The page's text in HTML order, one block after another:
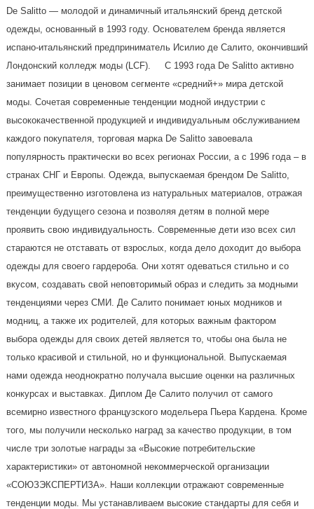
De Salitto — молодой и динамичный итальянский бренд детской
одежды, основанный в 1993 году. Основателем бренда является
испано-итальянский предприниматель Исилио де Салито, окончивший
Лондонский колледж моды (LCF). С 1993 года De Salitto активно
занимает позиции в ценовом сегменте «средний+» мира детской
моды. Сочетая современные тенденции модной индустрии с
высококачественной продукцией и индивидуальным обслуживанием
каждого покупателя, торговая марка De Salitto завоевала
популярность практически во всех регионах России, а с 1996 года – в
странах СНГ и Европы. Одежда, выпускаемая брендом De Salitto,
преимущественно изготовлена ​​из натуральных материалов, отражая
тенденции будущего сезона и позволяя детям в полной мере
проявить свою индивидуальность. Современные дети изо всех сил
стараются не отставать от взрослых, когда дело доходит до выбора
одежды для своего гардероба. Они хотят одеваться стильно и со
вкусом, создавать свой неповторимый образ и следить за модными
тенденциями через СМИ. Де Салито понимает юных модников и
модниц, а также их родителей, для которых важным фактором
выбора одежды для своих детей является то, чтобы она была не
только красивой и стильной, но и функциональной. Выпускаемая
нами одежда неоднократно получала высшие оценки на различных
конкурсах и выставках. Диплом Де Салито получил от самого
всемирно известного французского модельера Пьера Кардена. Кроме
того, мы получили несколько наград за качество продукции, в том
числе три золотые награды за «Высокие потребительские
характеристики» от автономной некоммерческой организации
«СОЮЗЭКСПЕРТИЗА». Наши коллекции отражают современные
тенденции моды. Мы устанавливаем высокие стандарты для себя и